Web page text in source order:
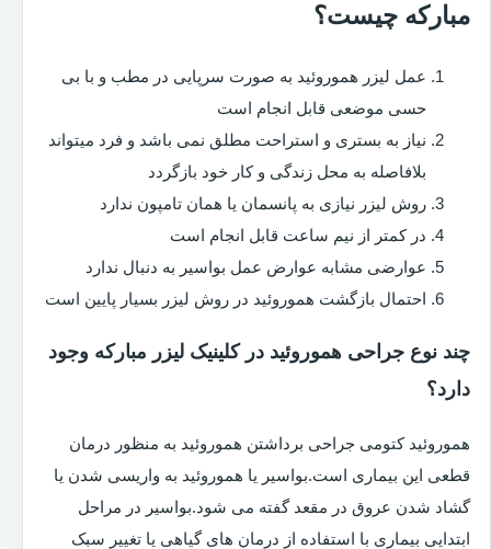
مبارکه چیست؟
عمل لیزر هموروئید به صورت سرپایی در مطب و با بی
حسی موضعی قابل انجام است
نیاز به بستری و استراحت مطلق نمی باشد و فرد میتواند
بلافاصله به محل زندگی و کار خود بازگردد
روش لیزر نیازی به پانسمان یا همان تامپون ندارد
در کمتر از نیم ساعت قابل انجام است
عوارضی مشابه عوارض عمل بواسیر به دنبال ندارد
احتمال بازگشت هموروئید در روش لیزر بسیار پایین است
چند نوع جراحی هموروئید در کلینیک لیزر مبارکه وجود
دارد؟
هموروئید کتومی جراحی برداشتن هموروئید به منظور درمان
قطعی این بیماری است.بواسیر یا هموروئید به واریسی شدن یا
گشاد شدن عروق در مقعد گفته می شود.بواسیر در مراحل
ابتدایی بیماری با استفاده از درمان های گیاهی یا تغییر سبک